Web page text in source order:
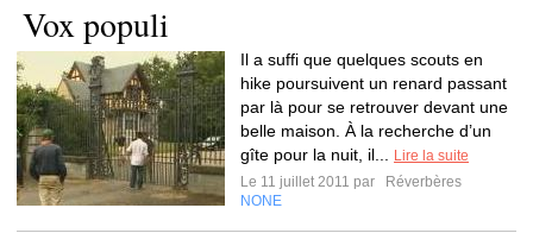
Vox populi
Il a suffi que quelques scouts en
hike poursuivent un renard passant
par là pour se retrouver devant une
belle maison. À la recherche d’un
gîte pour la nuit, il...
Lire la suite
Le 11 juillet 2011 par
Réverbères
NONE